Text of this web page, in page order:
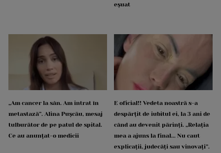
eșuat
„Am cancer la sân. Am intrat în
metastază”. Alina Pușcău, mesaj
tulburător de pe patul de spital.
Ce au anunțat-o medicii
E oficial!! Vedeta noastră s-a
despărțit de iubitul ei, la 3 ani de
când au devenit părinți. „Relația
mea a ajuns la final... Nu caut
explicații, judecăți sau vinovați”.